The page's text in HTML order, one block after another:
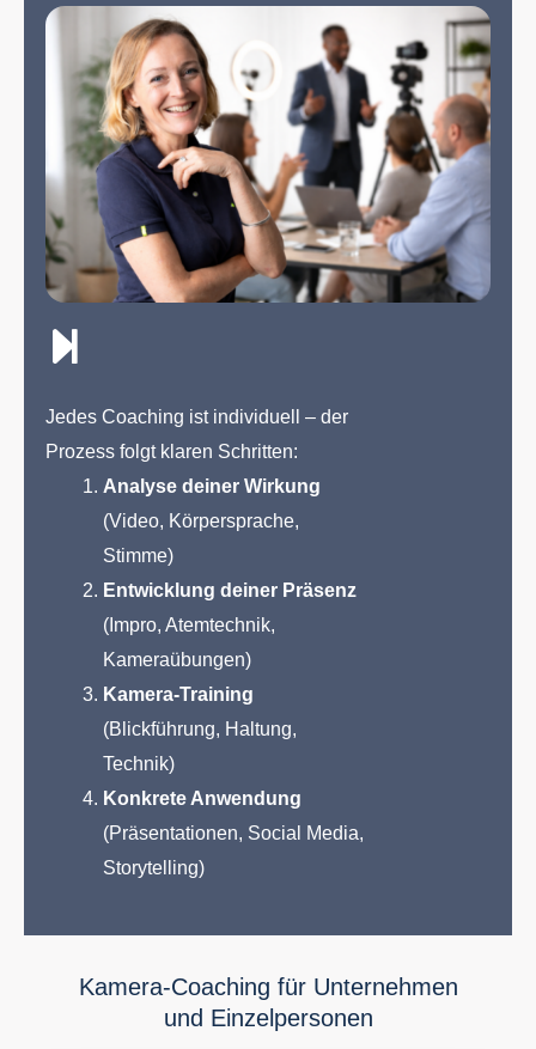
Jedes Coaching ist individuell – der
Prozess folgt klaren Schritten:
Analyse deiner Wirkung
(Video, Körpersprache,
Stimme)
Entwicklung deiner Präsenz
(Impro, Atemtechnik,
Kameraübungen)
Kamera-Training
(Blickführung, Haltung,
Technik)
Konkrete Anwendung
(Präsentationen, Social Media,
Storytelling)
Kamera-Coaching für Unternehmen
und Einzelpersonen